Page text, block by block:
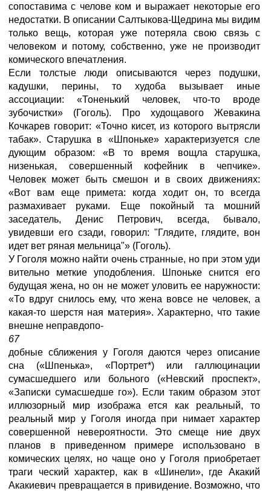
сопоставима с челове ком и выражает некоторые его
недостатки. В описании Салтыкова-Щедрина мы видим
только вещь, которая уже потеряла свою связь с
человеком и потому, собственно, уже не производит
комического впечатления.
Если толстые люди описываются через подушки,
кадушки, перины, то худоба вызывает иные
ассоциации: «Тоненький человек, что-то вроде
зубочистки» (Гоголь). Про худощавого Жевакина
Кочкарев говорит: «Точно кисет, из которого вытрясли
табак». Старушка в «Шпоньке» характеризуется сле
дующим образом: «В то время вощла старушка,
низенькая, совершенный кофейник в чепчике».
Человек может быть смешон и в своих движениях:
«Вот вам еще примета: когда ходит он, то всегда
размахивает руками. Еще покойный та мошний
заседатель, Денис Петрович, всегда, бывало,
увидевши его сзади, говорил: "Глядите, глядите, вон
идет вет ряная мельница"» (Гоголь).
У Гоголя можно найти очень странные, но при этом уди
вительно меткие уподобления. Шпоньке снится его
будущая жена, но он не может уловить ее наружности:
«То вдруг снилось ему, что жена вовсе не человек, а
какая-то шерстя ная материя». Характерно, что такие
внешне неправдопо-
67
добные сближения у Гоголя даются через описание
сна («Шпенька», «Портрет*) или галлюцинации
сумасшедшего или больного («Невский проспект»,
«Записки сумасшедше го»). Если таким образом этот
иллюзорный мир изобража ется как реальный, то
реальный мир у Гоголя иногда при нимает характер
совершенной невероятности. Это смеще ние двух
планов в приведенном примере использовано в
комических целях, но чаще оно у Гоголя приобретает
траги ческий характер, как в «Шинели», где Акакий
Акакиевич превращается в привидение. Возможно, что